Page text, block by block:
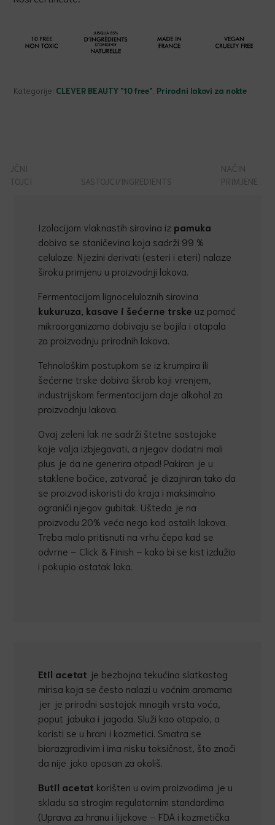
Kategorije: CLEVER BEAUTY "10 free" Prirodni lakovi za nokte
SASTOJCI/INGREDIENTS
NAČIN
PRIMJENE
Izolacijom vlaknastih sirovina iz pamuka
dobiva se staničevina koja sadrži 99 %
celuloze. Njezini derivati (esteri i eteri) nalaze
široku primjenu u proizvodnji lakova.
Fermentacijom lignoceluloznih sirovina
kukuruza, kasave i šećerne trske uz pomoć
mikroorganizama dobivaju se bojila i otapala
za proizvodnju prirodnih lakova.
Tehnološkim postupkom se iz krumpira ili
šećerne trske dobiva škrob koji vrenjem,
industrijskom fermentacijom daje alkohol za
proizvodnju lakova.
Ovaj zeleni lak ne sadrži štetne sastojake
koje valja izbjegavati, a njegov dodatni mali
plus je da ne generira otpad! Pakiran je u
staklene bočice, zatvarač je dizajniran tako da
se proizvod iskoristi do kraja i maksimalno
ograniči njegov gubitak. Ušteda je na
proizvodu 20% veća nego kod ostalih lakova.
Treba malo pritisnuti na vrhu čepa kad se
odvrne – Click & Finish – kako bi se kist izdužio
i pokupio ostatak laka.
Etil acetat je bezbojna tekućina slatkastog
mirisa koja se često nalazi u voćnim aromama
jer je prirodni sastojak mnogih vrsta voća,
poput jabuka i jagoda. Služi kao otapalo, a
koristi se u hrani i kozmetici. Smatra se
biorazgradivim i ima nisku toksičnost, što znači
da nije jako opasan za okoliš.
Butil acetat korišten u ovim proizvodima je u
skladu sa strogim regulatornim standardima
(Uprava za hranu i lijekove – FDA i kozmetička